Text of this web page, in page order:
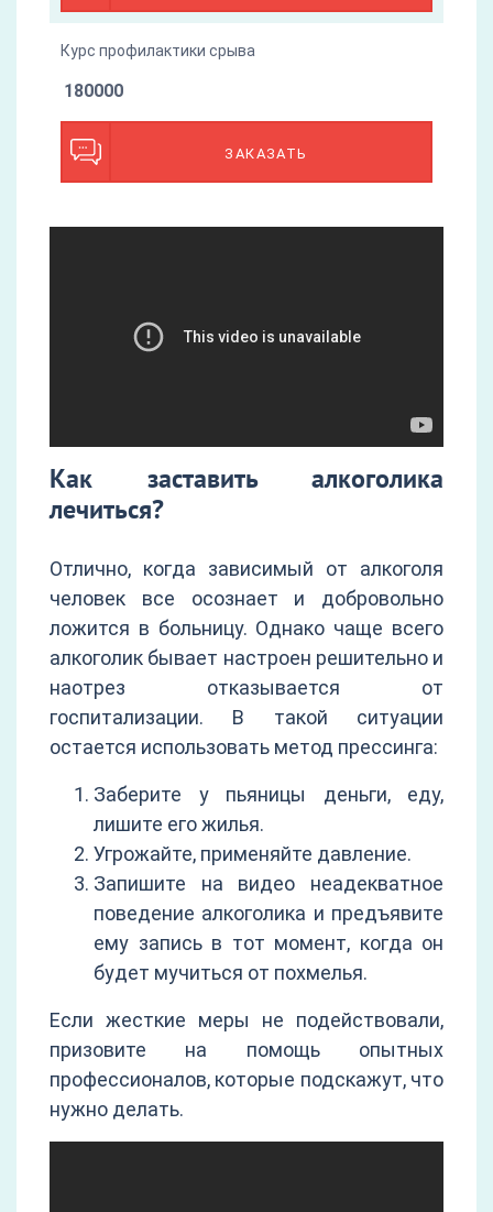
Курс профилактики срыва
ЗАКАЗАТЬ
180000
Как заставить алкоголика
лечиться?
Отлично, когда зависимый от алкоголя
человек все осознает и добровольно
ложится в больницу. Однако чаще всего
алкоголик бывает настроен решительно и
наотрез отказывается от
госпитализации. В такой ситуации
остается использовать метод прессинга:
Заберите у пьяницы деньги, еду,
лишите его жилья.
Угрожайте, применяйте давление.
Запишите на видео неадекватное
поведение алкоголика и предъявите
ему запись в тот момент, когда он
будет мучиться от похмелья.
Если жесткие меры не подействовали,
призовите на помощь опытных
профессионалов, которые подскажут, что
нужно делать.